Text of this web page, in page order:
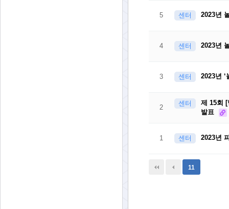
5 센터 2023년
4 센터 2023년
3 센터 2023년
2 센터
제 15회
발표
1 센터 2023년
11